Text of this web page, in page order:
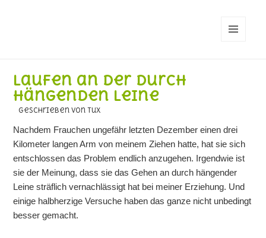
Laufen an der durch
hängenden Leine
geschrieben von Tux
Nachdem Frauchen ungefähr letzten Dezember einen drei
Kilometer langen Arm von meinem Ziehen hatte, hat sie sich
entschlossen das Problem endlich anzugehen. Irgendwie ist
sie der Meinung, dass sie das Gehen an durch hängender
Leine sträflich vernachlässigt hat bei meiner Erziehung. Und
einige halbherzige Versuche haben das ganze nicht unbedingt
besser gemacht.